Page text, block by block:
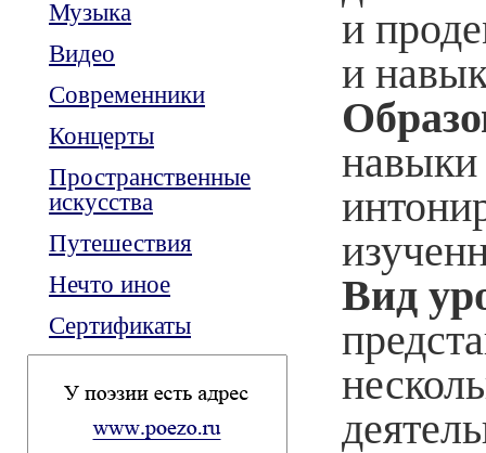
Музыка
Видео
Современники
Концерты
Пространственные
искусства
Путешествия
Нечто иное
Сертификаты
и
и
Вид